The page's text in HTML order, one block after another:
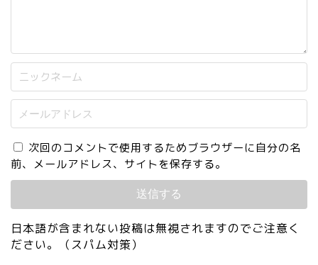
次回のコメントで使用するためブラウザーに自分の名
前、メールアドレス、サイトを保存する。
日本語が含まれない投稿は無視されますのでご注意く
ださい。（スパム対策）